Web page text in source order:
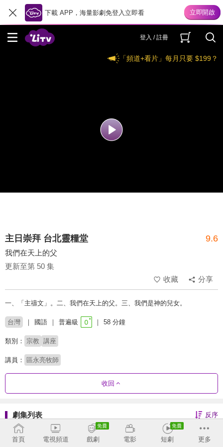
下載 APP，海量影劇免登入立即看
登入 / 註冊
「頻道+看片」每月只要 $199？
主日崇拜 台北靈糧堂 9.6
我們在天上的父
更新至第 50 集
收藏
分享
一、「主禱文」。二、我們在天上的父。三、我們是神的兒女。
台灣 國語 普遍級 58 分鐘
類別： 宗教 講座
講員： 區永亮牧師
收回
劇集列表 反序
2026
首頁 電視頻道 戲劇 電影 短劇 更多